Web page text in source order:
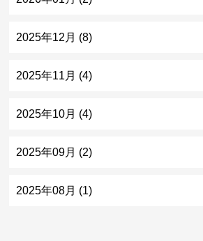
2025年12月 (8)
2025年11月 (4)
2025年10月 (4)
2025年09月 (2)
2025年08月 (1)